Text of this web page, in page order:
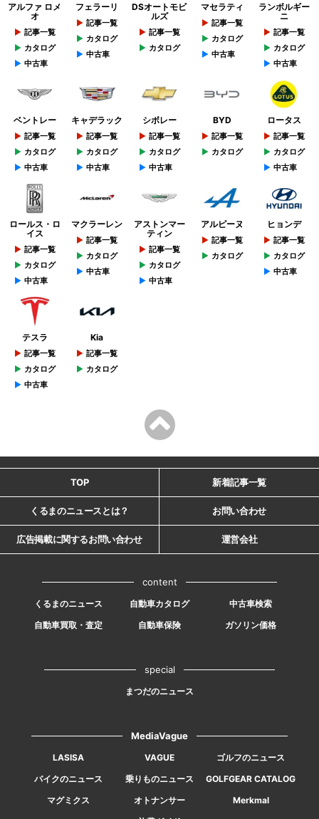
アルファ ロメ
オ
記事一覧
カタログ
中古車
フェラーリ
記事一覧
カタログ
中古車
DSオートモビ
ルズ
記事一覧
カタログ
マセラティ
記事一覧
カタログ
中古車
ランボルギー
ニ
記事一覧
カタログ
中古車
ベントレー
記事一覧
カタログ
中古車
キャデラック
記事一覧
カタログ
中古車
シボレー
記事一覧
カタログ
中古車
BYD
記事一覧
カタログ
ロータス
記事一覧
カタログ
中古車
ロールス・ロ
イス
記事一覧
カタログ
中古車
マクラーレン
記事一覧
カタログ
中古車
アストンマー
ティン
記事一覧
カタログ
中古車
アルピーヌ
記事一覧
カタログ
ヒョンデ
記事一覧
カタログ
中古車
テスラ
記事一覧
カタログ
中古車
Kia
記事一覧
カタログ
TOP 新着記事一覧
くるまのニュースとは？ お問い合わせ
広告掲載に関するお問い合わせ 運営会社
content
くるまのニュース 自動車カタログ
中古車検索
自動車買取・査定
自動車保険 ガソリン価格
special
まつだのニュース
MediaVague
LASISA VAGUE
ゴルフのニュース
バイクのニュース
乗りものニュース
GOLFGEAR CATALOG
マグミクス
オトナンサー
Merkmal